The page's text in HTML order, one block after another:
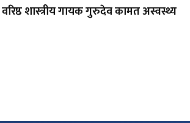
वरिष्ठ शास्त्रीय गायक गुरुदेव कामत अस्वस्थ्य